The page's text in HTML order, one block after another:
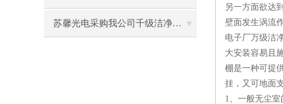
苏馨光电采购我公司千级洁净棚普通工作台一批（7月07日）已顺利交货
另一方面欲达
壁面发生涡流
电子厂万级洁
大安装容易且
棚是一种可提
挂，又可地面
1、一般无尘